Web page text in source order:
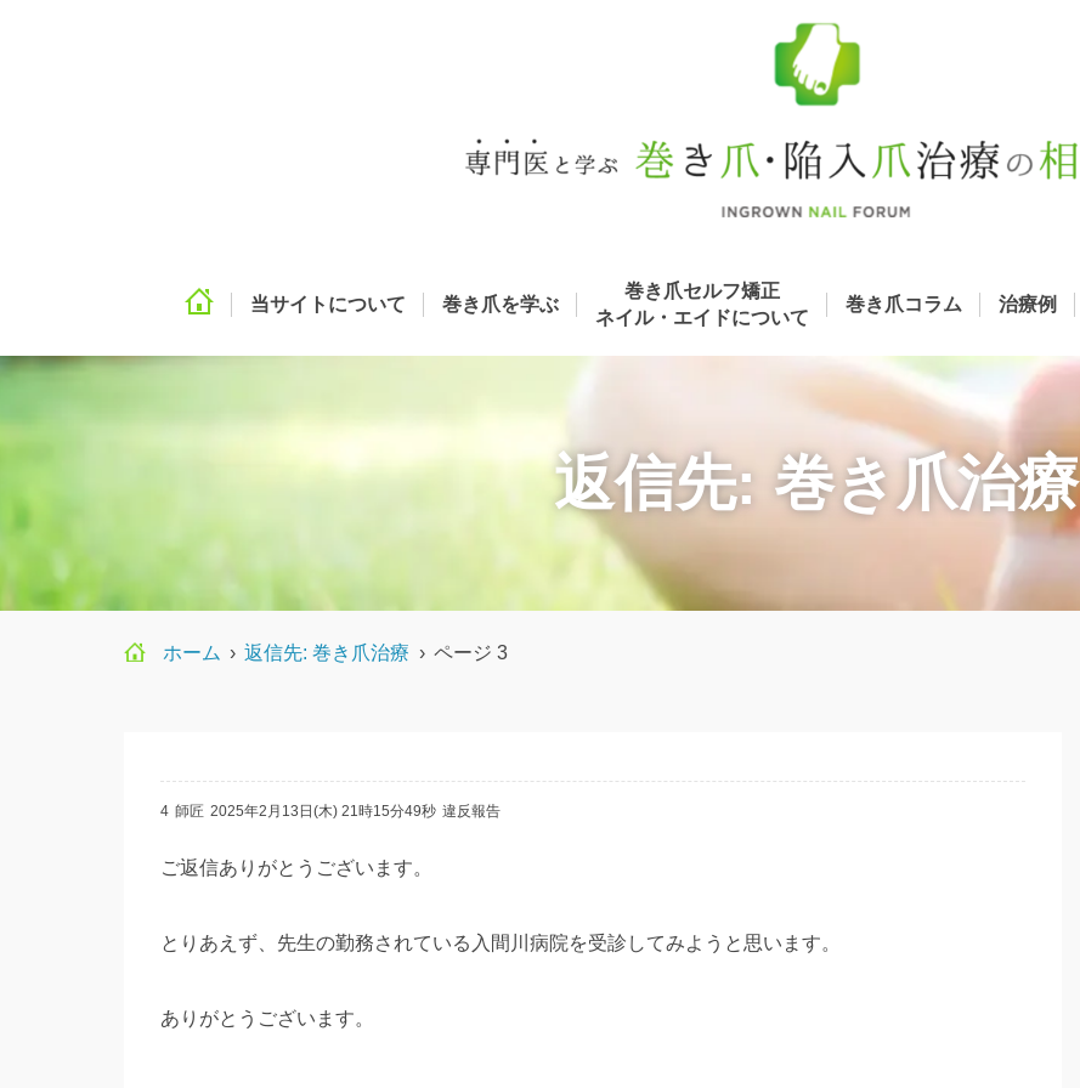
当サイトについて 巻き爪を学ぶ
巻き爪セルフ矯正
ネイル・エイドについて
巻き爪コラム 治療例
返信先: 巻き爪治療
ホーム › 返信先: 巻き爪治療 › ページ 3
4 師匠 2025年2月13日(木) 21時15分49秒 違反報告
ご返信ありがとうございます。
とりあえず、先生の勤務されている入間川病院を受診してみようと思います。
ありがとうございます。